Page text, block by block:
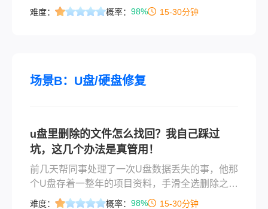
片，存电脑E盘一个叫“旅行2026”的文件夹里，整
难度： 概率： 98% 15-30分钟
场景B：U盘/硬盘修复
u盘里删除的文件怎么找回？我自己踩过
坑，这几个办法是真管用！
前几天帮同事处理了一次U盘数据丢失的事，他那
个U盘存着一整年的项目资料，手滑全选删除之后
整个人都傻了。其实这种情况特别常见，很多人
难度： 概率： 98% 15-30分钟